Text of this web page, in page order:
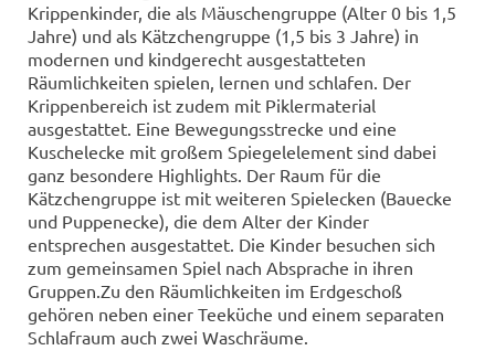
Krippenkinder, die als Mäuschengruppe (Alter 0 bis 1,5
Jahre) und als Kätzchengruppe (1,5 bis 3 Jahre) in
modernen und kindgerecht ausgestatteten
Räumlichkeiten spielen, lernen und schlafen. Der
Krippenbereich ist zudem mit Piklermaterial
ausgestattet. Eine Bewegungsstrecke und eine
Kuschelecke mit großem Spiegelelement sind dabei
ganz besondere Highlights. Der Raum für die
Kätzchengruppe ist mit weiteren Spielecken (Bauecke
und Puppenecke), die dem Alter der Kinder
entsprechen ausgestattet. Die Kinder besuchen sich
zum gemeinsamen Spiel nach Absprache in ihren
Gruppen.Zu den Räumlichkeiten im Erdgeschoß
gehören neben einer Teeküche und einem separaten
Schlafraum auch zwei Waschräume.